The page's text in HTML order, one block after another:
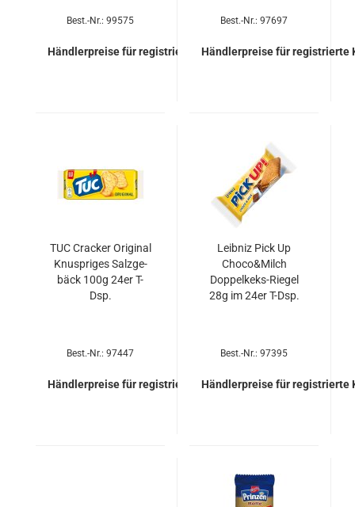
Best.-Nr.: 99575
Händlerpreise für registrierte Kunden
Best.-Nr.: 97697
Händlerpreise für registrierte
TUC Cra­cker Ori­gi­nal
Knusp­ri­ges Salz­ge­
bäck 100g 24er T-
Dsp.
Best.-Nr.: 97447
Händlerpreise für registrierte Kunden
Leib­niz Pick Up
Choco&Milch
Doppelkeks-​​Rie­gel
28g im 24er T-Dsp.
Best.-Nr.: 97395
Händlerpreise für registrierte